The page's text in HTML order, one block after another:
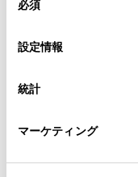
デバイスにすべての
意したことになりま
設定の変更、同意を
「Cookie（クッキー
必須
設定情報
統計
マーケティング
装備・オプション